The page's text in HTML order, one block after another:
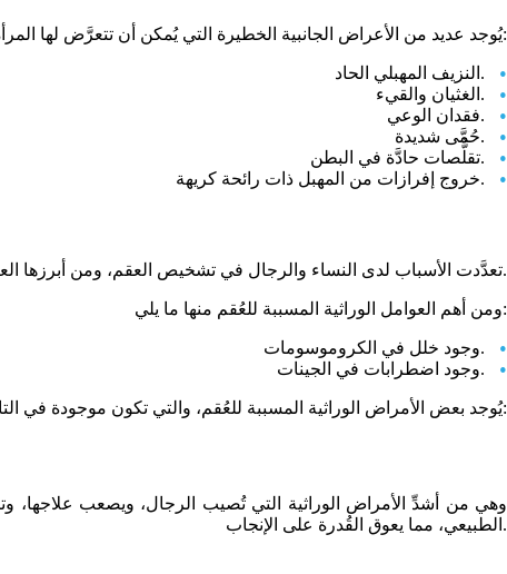
يُوجد عديد من الأعراض الجانبية الخطيرة التي يُمكن أن تتعرَّض لها المرأة بعد (تصوير الرحم)، والتي تستدعي التدخُّل الطبي، ومنها:
النزيف المهبلي الحاد.
الغثيان والقيء.
فقدان الوعي.
حُمَّى شديدة.
تقلُّصات حادَّة في البطن.
خروج إفرازات من المهبل ذات رائحة كريهة.
تعدَّدت الأسباب لدى النساء والرجال في تشخيص العقم، ومن أبرزها العامل الوراثي، حيث يُوجد رابط أساسي مُشترك بين العقم والوراثة في حياة الفرد.
ومن أهم العوامل الوراثية المسببة للعُقم منها ما يلي:
وجود خلل في الكروموسومات.
وجود اضطرابات في الجينات.
يُوجد بعض الأمراض الوراثية المسببة للعُقم، والتي تكون موجودة في التاريخ العائلي للشخص، ومنها:
وهي من أشدِّ الأمراض الوراثية التي تُصيب الرجال، ويصعب علاجها،
الطبيعي، مما يعوق القُدرة على الإنجاب.